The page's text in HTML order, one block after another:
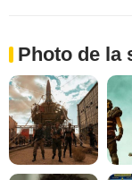
Photo de la